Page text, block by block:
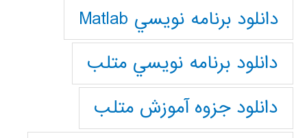
دانلود برنامه نويسي Matlab
دانلود برنامه نويسي متلب
دانلود جزوه آموزش متلب